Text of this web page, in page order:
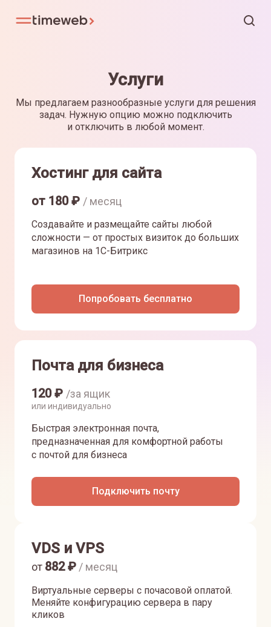
Услуги
Мы предлагаем разнообразные услуги для решения
задач. Нужную опцию можно подключить
и отключить в любой момент.
Хостинг для сайта
от 180₽ / месяц
Создавайте и размещайте сайты любой
сложности — от простых визиток до больших
магазинов на 1С-Битрикс
Попробовать бесплатно
Почта для бизнеса
120₽ /за ящик
или индивидуально
Быстрая электронная почта,
предназначенная для комфортной работы
с почтой для бизнеса
Подключить почту
VDS и VPS
Виртуальные серверы с почасовой оплатой.
Меняйте конфигурацию сервера в пару
кликов
от 882₽ / месяц